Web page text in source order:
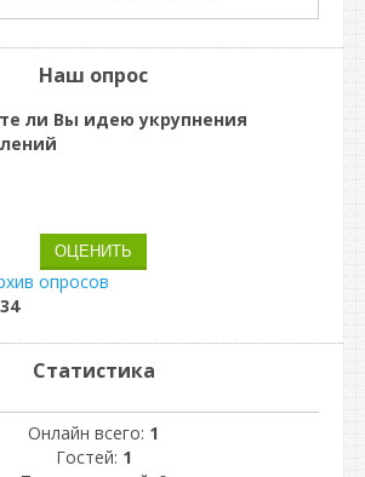
Наш опрос
ли Вы идею укрупнения
опросов
34
Статистика
Онлайн всего: 1
Гостей: 1